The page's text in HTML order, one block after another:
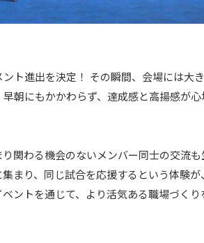
ト進出を決定！ その瞬間、会場には大
朝にもかかわらず、達成感と高揚感が
関わる機会のないメンバー同士の交流
まり、同じ試合を応援するという体験
ントを通じて、より活気ある職場づくり